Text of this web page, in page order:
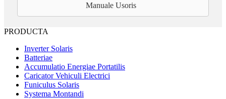
Manuale Usoris
PRODUCTA
Inverter Solaris
Batteriae
Accumulatio Energiae Portatilis
Caricator Vehiculi Electrici
Funiculus Solaris
Systema Montandi